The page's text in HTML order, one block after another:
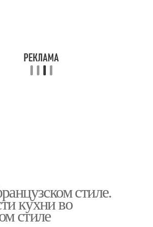
стиле.
кухни во
стиле